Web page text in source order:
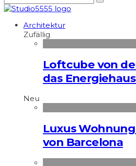
Architektur
Zufällig
Loftcube von
das
Neu
Luxus
von Barcelona